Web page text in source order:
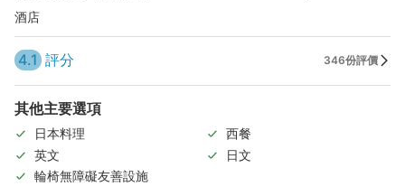
酒店
4.1 評分 346份評價
其他主要選項
日本料理
西餐
英文
日文
輪椅無障礙友善設施